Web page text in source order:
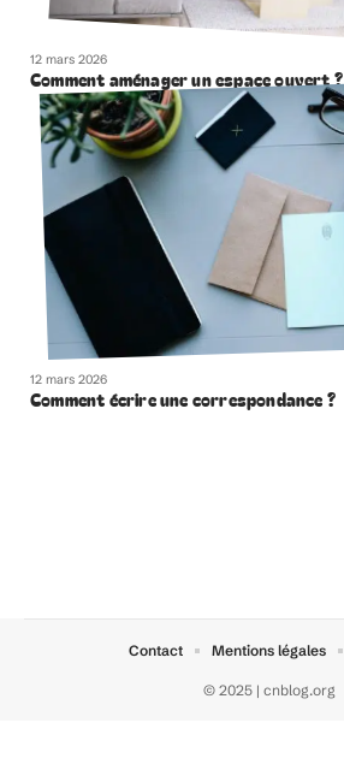
12 mars 2026
Comment aménager un espace ouvert ?
12 mars 2026
Comment écrire une correspondance ?
© 2025 | cnblog.org
Contact Mentions légales